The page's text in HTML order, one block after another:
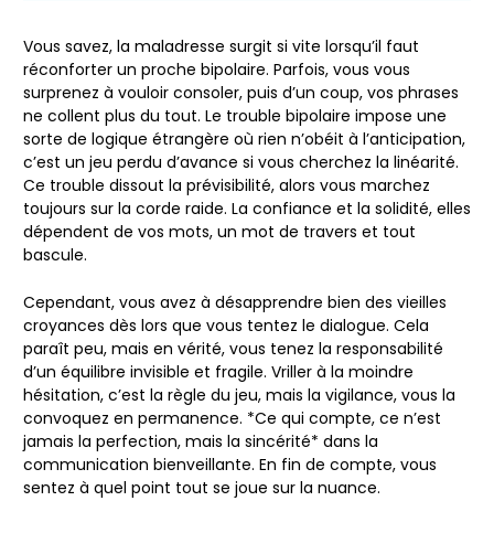
Vous savez, la maladresse surgit si vite lorsqu’il faut
réconforter un proche bipolaire. Parfois, vous vous
surprenez à vouloir consoler, puis d’un coup, vos phrases
ne collent plus du tout. Le trouble bipolaire impose une
sorte de logique étrangère où rien n’obéit à l’anticipation,
c’est un jeu perdu d’avance si vous cherchez la linéarité.
Ce trouble dissout la prévisibilité, alors vous marchez
toujours sur la corde raide. La confiance et la solidité, elles
dépendent de vos mots, un mot de travers et tout
bascule.
Cependant, vous avez à désapprendre bien des vieilles
croyances dès lors que vous tentez le dialogue. Cela
paraît peu, mais en vérité, vous tenez la responsabilité
d’un équilibre invisible et fragile. Vriller à la moindre
hésitation, c’est la règle du jeu, mais la vigilance, vous la
convoquez en permanence. *Ce qui compte, ce n’est
jamais la perfection, mais la sincérité* dans la
communication bienveillante. En fin de compte, vous
sentez à quel point tout se joue sur la nuance.